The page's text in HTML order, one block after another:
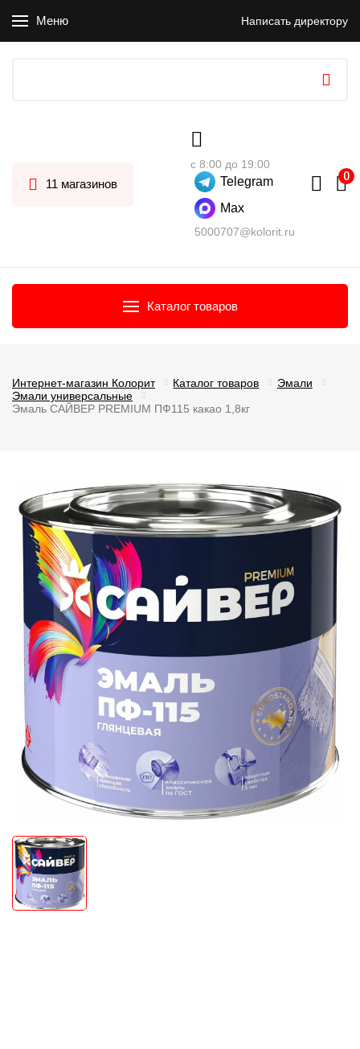
Меню Написать директору
11 магазинов
с 8:00 до 19:00
Telegram
Max
5000707@kolorit.ru
Каталог товаров
Интернет-магазин Колорит Каталог товаров
Эмали
Эмали универсальные
Эмаль САЙВЕР PREMIUM ПФ115 какао 1,8кг